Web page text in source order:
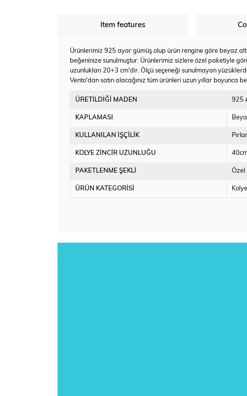
Item features
Ürünlerimiz 925 ayar gümüş olup ürün rengine göre beyaz
beğeninize sunulmuştur. Ürünlerimiz sizlere özel paketiyle
uzunlukları 20+3 cm'dir. Ölçü seçeneği sunulmayan
Vento'dan satın alacağınız tüm ürünleri uzun yıllar boyunca
ÜRETİLDİĞİ MADEN 925
KAPLAMASI
KULLANILAN İŞÇİLİK
KOLYE ZİNCİR UZUNLUĞU
PAKETLENME ŞEKLİ Özel
ÜRÜN KATEGORİSİ Kolye